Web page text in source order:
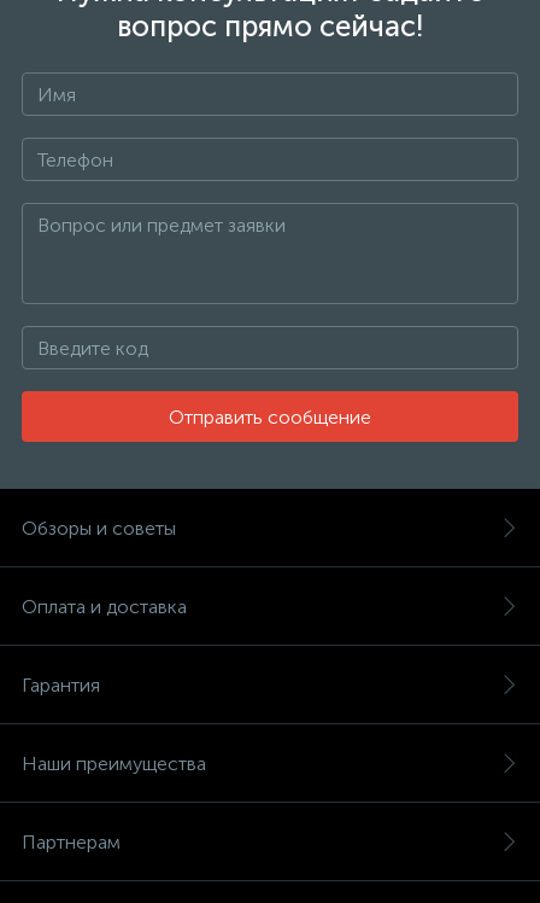
вопрос прямо сейчас!
Отправить сообщение
Обзоры и советы
Оплата и доставка
Гарантия
Наши преимущества
Партнерам